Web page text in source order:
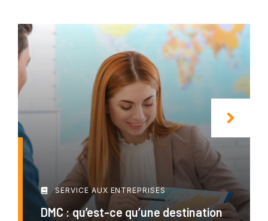
SERVICE AUX ENTREPRISES
DMC : qu’est-ce qu’une destination